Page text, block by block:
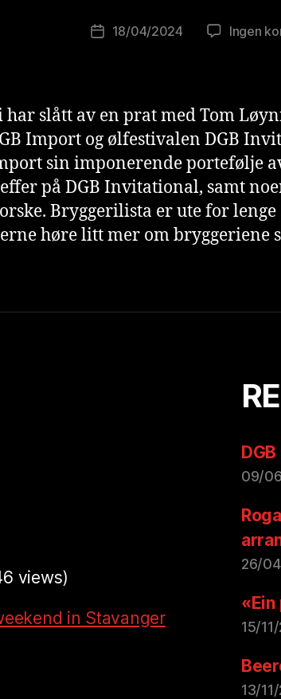
lu
s
t
Publiseringsdato
18/04/2024 Ingen
har slått av en prat med Tom
Import og ølfestivalen DGB
sin imponerende portefølje
på DGB Invitational, samt
Bryggerilista er ute for
høre litt mer om bryggeriene
views)
in Stavanger
09/
26/
15/
13/